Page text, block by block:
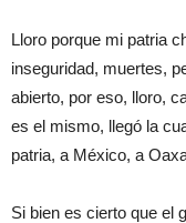
Lloro porque mi patria
inseguridad, muertes,
abierto, por eso, lloro,
es el mismo, llegó la
patria, a México, a
Si bien es cierto que el